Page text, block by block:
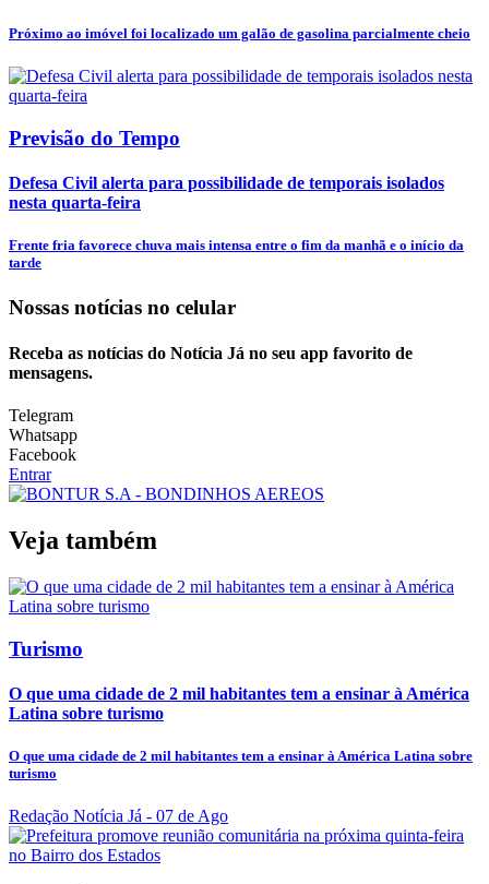
Próximo ao imóvel foi localizado um galão de gasolina parcialmente cheio
Previsão do Tempo
Defesa Civil alerta para possibilidade de temporais isolados
nesta quarta-feira
Frente fria favorece chuva mais intensa entre o fim da manhã e o início da
tarde
Nossas notícias no celular
Receba as notícias do Notícia Já no seu app favorito de
mensagens.
Telegram
Whatsapp
Facebook
Entrar
Veja também
Turismo
O que uma cidade de 2 mil habitantes tem a ensinar à América
Latina sobre turismo
O que uma cidade de 2 mil habitantes tem a ensinar à América Latina sobre
turismo
Redação Notícia Já - 07 de Ago